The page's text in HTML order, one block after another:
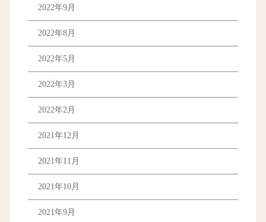
2022年9月
2022年8月
2022年5月
2022年3月
2022年2月
2021年12月
2021年11月
2021年10月
2021年9月